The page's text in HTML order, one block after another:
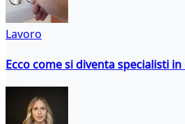
Lavoro
Ecco come si diventa specialisti